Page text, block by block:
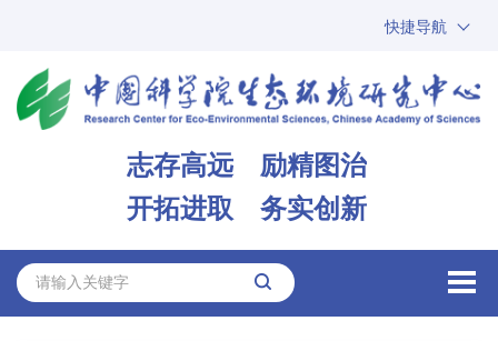
快捷导航
ARP
邮箱
志存高远 励精图治
开拓进取 务实创新